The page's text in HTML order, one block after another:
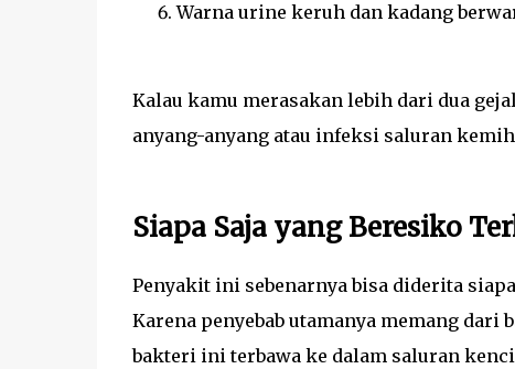
Warna urine keruh dan kadang
Kalau kamu merasakan lebih dari dua
anyang-anyang atau infeksi saluran
Siapa Saja yang Beresiko
Penyakit ini sebenarnya bisa diderita
Karena penyebab utamanya memang dari
bakteri ini terbawa ke dalam saluran